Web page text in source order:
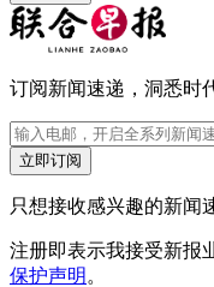
订阅新闻速递，洞悉时
立即订阅
只想接收感兴趣的新闻
注册即表示我接受新报
保护声明 。